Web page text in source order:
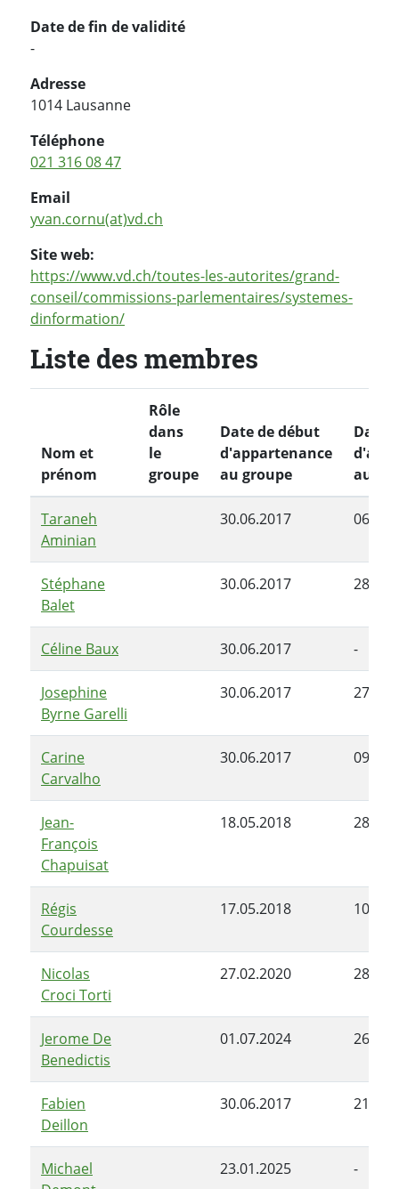
Date de fin de validité
-
Adresse
1014 Lausanne
Téléphone
021 316 08 47
Email
yvan.cornu(at)vd.ch
Site web:
https://www.vd.ch/toutes-les-autorites/grand-
conseil/commissions-parlementaires/systemes-
dinformation/
Liste des membres
Nom et
prénom
Rôle
dans
le
groupe
Date de début
d'appartenance
au groupe
Date
au
Taraneh
Aminian
30.06.2017
Stéphane
Balet
30.06.2017
Céline Baux 30.06.2017 -
Josephine
Byrne Garelli
30.06.2017
Carine
Carvalho
30.06.2017
Jean-
François
Chapuisat
18.05.2018
Régis
Courdesse
17.05.2018
Nicolas
Croci Torti
27.02.2020
Jerome De
Benedictis
01.07.2024
Fabien
Deillon
30.06.2017
Michael
23.01.2025 -